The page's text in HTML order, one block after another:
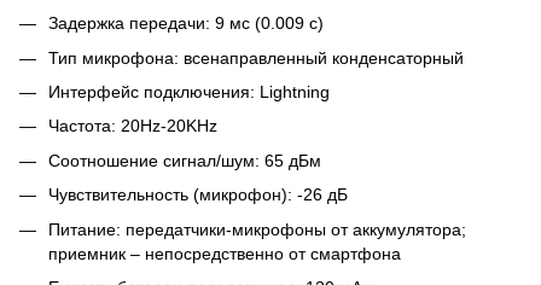
Задержка передачи: 9 мс (0.009 с)
Тип микрофона: всенаправленный конденсаторный
Интерфейс подключения: Lightning
Частота: 20Hz-20KHz
Соотношение сигнал/шум: 65 дБм
Чувствительность (микрофон): -26 дБ
Питание: передатчики-микрофоны от аккумулятора;
приемник – непосредственно от смартфона